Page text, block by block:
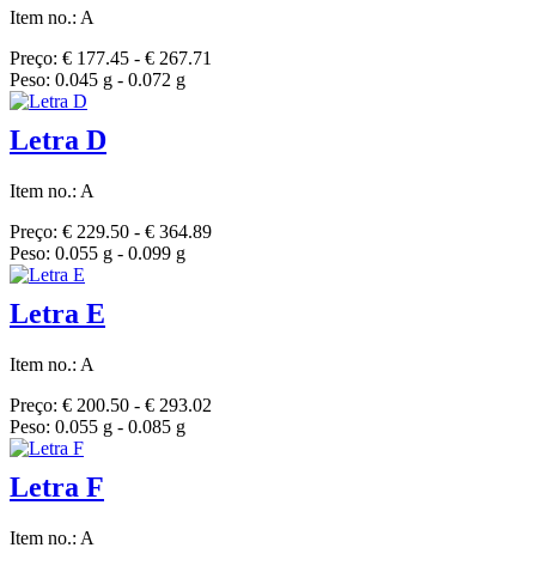
Item no.: A
Preço: € 177.45 - € 267.71
Peso: 0.045 g - 0.072 g
Letra D
Item no.: A
Preço: € 229.50 - € 364.89
Peso: 0.055 g - 0.099 g
Letra E
Item no.: A
Preço: € 200.50 - € 293.02
Peso: 0.055 g - 0.085 g
Letra F
Item no.: A